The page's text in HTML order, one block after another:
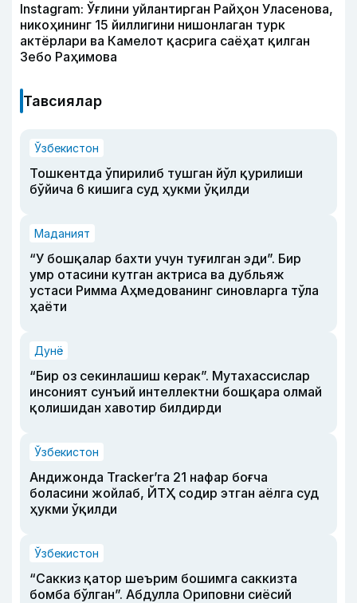
Instagram: Ўғлини уйлантирган Райҳон Уласенова,
никоҳининг 15 йиллигини нишонлаган турк
актёрлари ва Камелот қасрига саёҳат қилган
Зебо Раҳимова
Тавсиялар
Ўзбекистон
Тошкентда ўпирилиб тушган йўл қурилиши
бўйича 6 кишига суд ҳукми ўқилди
Маданият
“У бошқалар бахти учун туғилган эди”. Бир
умр отасини кутган актриса ва дубльяж
устаси Римма Аҳмедованинг синовларга тўла
ҳаёти
Дунё
“Бир оз секинлашиш керак”. Мутахассислар
инсоният сунъий интеллектни бошқара олмай
қолишидан хавотир билдирди
Ўзбекистон
Андижонда Tracker’га 21 нафар боғча
боласини жойлаб, ЙТҲ содир этган аёлга суд
ҳукми ўқилди
Ўзбекистон
“Саккиз қатор шеърим бошимга саккизта
бомба бўлган”. Абдулла Ориповни сиёсий